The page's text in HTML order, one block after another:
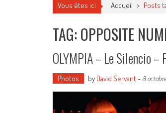
Vous êtes ici Accueil > Posts
TAG: OPPOSITE
OLYMPIA – Le Silencio
Photos by David Servant- 8